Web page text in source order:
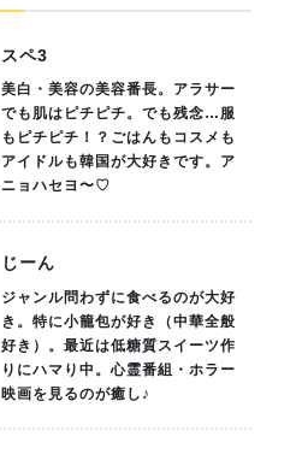
スペ3
美白・美容の美容番長。アラサー
でも肌はピチピチ。でも残念…服
もピチピチ！？ごはんもコスメも
アイドルも韓国が大好きです。ア
ニョハセヨ〜♡
じーん
ジャンル問わずに食べるのが大好
き。特に小籠包が好き（中華全般
好き）。最近は低糖質スイーツ作
りにハマり中。心霊番組・ホラー
映画を見るのが癒し♪